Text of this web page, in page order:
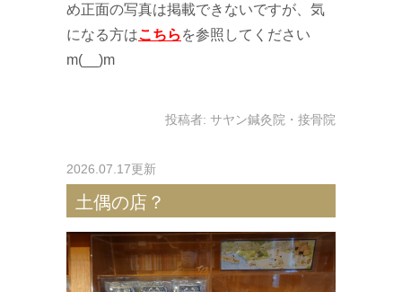
め正面の写真は掲載できないですが、気
になる方はこちら を参照してください
m(__)m
投稿者: サヤン鍼灸院・接骨院
2026.07.17更新
土偶の店？